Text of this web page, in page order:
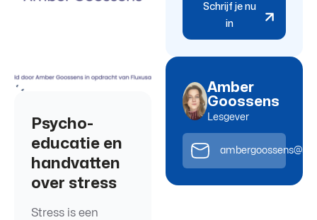
Psycho-
educatie en
handvatten
over stress
Stress is een
Schrijf je nu
in
Amber
Goossens
Lesgever